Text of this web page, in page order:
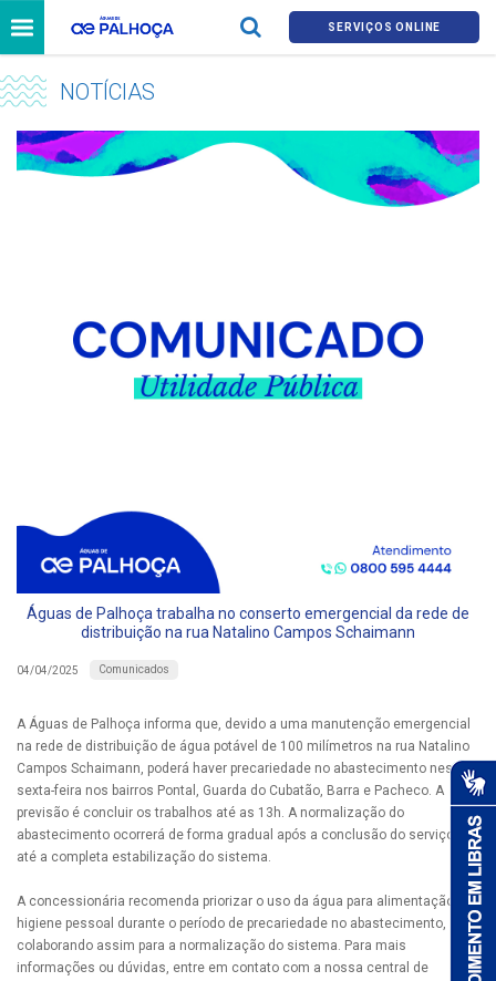
SERVIÇOS ONLINE
NOTÍCIAS
Águas de Palhoça trabalha no conserto emergencial da rede de
distribuição na rua Natalino Campos Schaimann
04/04/2025 Comunicados
A Águas de Palhoça informa que, devido a uma manutenção emergencial
na rede de distribuição de água potável de 100 milímetros na rua Natalino
Campos Schaimann, poderá haver precariedade no abastecimento nesta
sexta-feira nos bairros Pontal, Guarda do Cubatão, Barra e Pacheco. A
previsão é concluir os trabalhos até as 13h. A normalização do
abastecimento ocorrerá de forma gradual após a conclusão do serviço,
até a completa estabilização do sistema.
A concessionária recomenda priorizar o uso da água para alimentação e
higiene pessoal durante o período de precariedade no abastecimento,
colaborando assim para a normalização do sistema. Para mais
informações ou dúvidas, entre em contato com a nossa central de